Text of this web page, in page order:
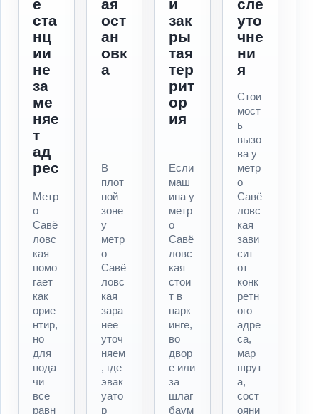
е
ста
нц
ии
не
за
ме
няе
т
ад
рес
Метр
о
Савё
ловс
кая
помо
гает
как
орие
нтир,
но
для
пода
чи
все
равн
ая
ост
ан
овк
а
В
плот
ной
зоне
у
метр
о
Савё
ловс
кая
зара
нее
уточ
няем
, где
эвак
уато
р
и
зак
ры
тая
тер
рит
ор
ия
Если
маш
ина у
метр
о
Савё
ловс
кая
стои
т в
парк
инге,
во
двор
е или
за
шлаг
баум
сле
уто
чне
ни
я
Стои
мост
ь
вызо
ва у
метр
о
Савё
ловс
кая
зави
сит
от
конк
ретн
ого
адре
са,
мар
шрут
а,
сост
ояни